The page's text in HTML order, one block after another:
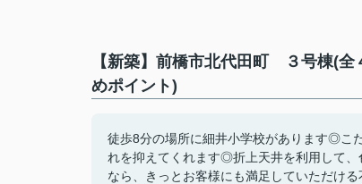
【新築】前橋市北代田町 ３号棟(
めポイント)
徒歩8分の場所に細井小学校があります◎こ
れを抑えてくれます◎折上天井を利用して
なら、きっとお客様にも満足していただけ